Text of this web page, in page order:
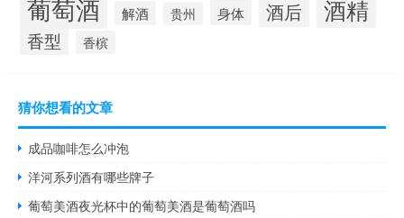
葡萄酒 解酒 贵州 身体 酒后 酒精
香型 香槟
猜你想看的文章
成品咖啡怎么冲泡
洋河系列酒有哪些牌子
葡萄美酒夜光杯中的葡萄美酒是葡萄酒吗